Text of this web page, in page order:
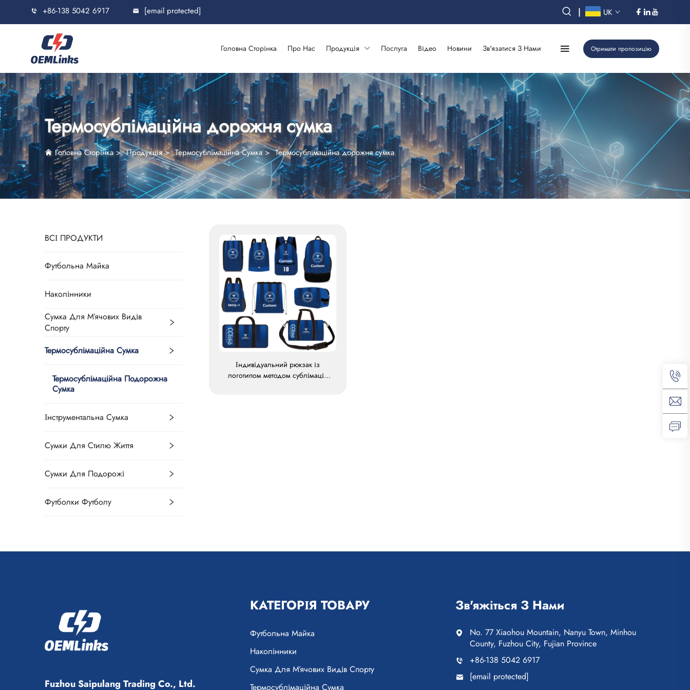
+86-138 5042 6917 [email protected] | UK
Головна Сторінка Про Нас Продукція Послуга Відео Новини Зв'язатися З Нами Отримати пропозицію
Термосублімаційна дорожня сумка
Головна Сторінка>Продукція>Термосублімаційна Сумка>Термосублімаційна дорожня сумка
ВСІ ПРОДУКТИ
Футбольна Майка
Наколінники
Сумка Для М’ячових Видів
Спорту
Термосублімаційна Сумка
Термосублімаційна Подорожна
Сумка
Інструментальна Сумка
Сумки Для Стилю Життя
Сумки Для Подорожі
Футболки Футболу
Індивідуальний рюкзак із
логотипом методом сублімації,
Fuzhou Saipulang Trading Co., Ltd.
КАТЕГОРІЯ ТОВАРУ
Футбольна Майка
Наколінники
Сумка Для М’ячових Видів Спорту
Термосублімаційна Сумка
Зв'яжіться З Нами
No. 77 Xiaohou Mountain, Nanyu Town, Minhou
County, Fuzhou City, Fujian Province
+86-138 5042 6917
[email protected]